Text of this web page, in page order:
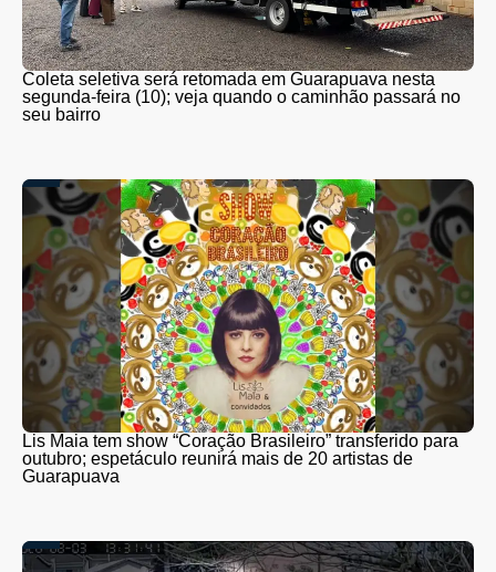
Coleta seletiva será retomada em Guarapuava nesta
segunda-feira (10); veja quando o caminhão passará no
seu bairro
Lis Maia tem show “Coração Brasileiro” transferido para
outubro; espetáculo reunirá mais de 20 artistas de
Guarapuava